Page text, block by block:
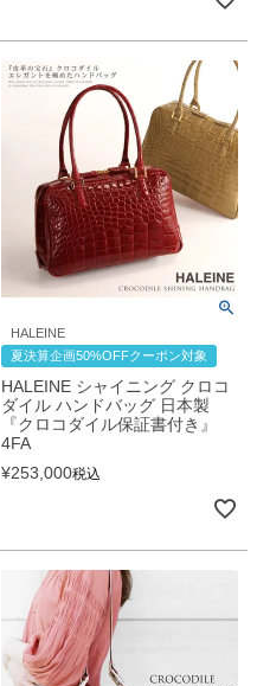
HALEINE
夏決算企画50%OFFクーポン対象
HALEINE シャイニング クロコ
ダイル ハンドバッグ 日本製
『クロコダイル保証書付き』
4FA
¥253,000税込